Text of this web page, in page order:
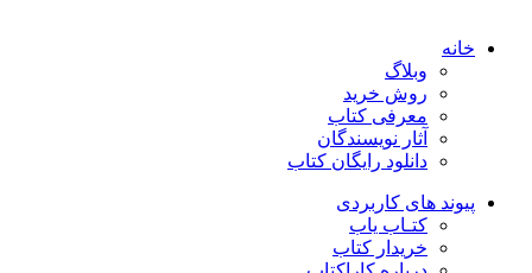
خانه
وبلاگ
روش خرید
معرفی کتاب
آثار نویسندگان
دانلود رایگان کتاب
پیوند های کاربردی
کتـاب یاب
خریدار کتاب